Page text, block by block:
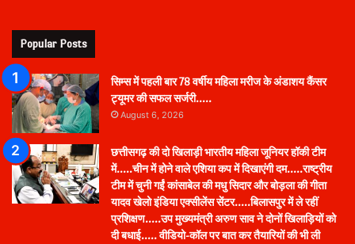
Popular Posts
सिम्स में पहली बार 78 वर्षीय महिला मरीज के अंडाशय कैंसर
ट्यूमर की सफल सर्जरी…..
August 6, 2026
छत्तीसगढ़ की दो खिलाड़ी भारतीय महिला जूनियर हॉकी टीम
में…..चीन में होने वाले एशिया कप में दिखाएंगी दम…..राष्ट्रीय
टीम में चुनी गईं कांसाबेल की मधु सिदार और बोड़ला की गीता
यादव खेलो इंडिया एक्सीलेंस सेंटर…..बिलासपुर में ले रहीं
प्रशिक्षण…..उप मुख्यमंत्री अरुण साव ने दोनों खिलाड़ियों को
दी बधाई….. वीडियो-कॉल पर बात कर तैयारियों की भी ली